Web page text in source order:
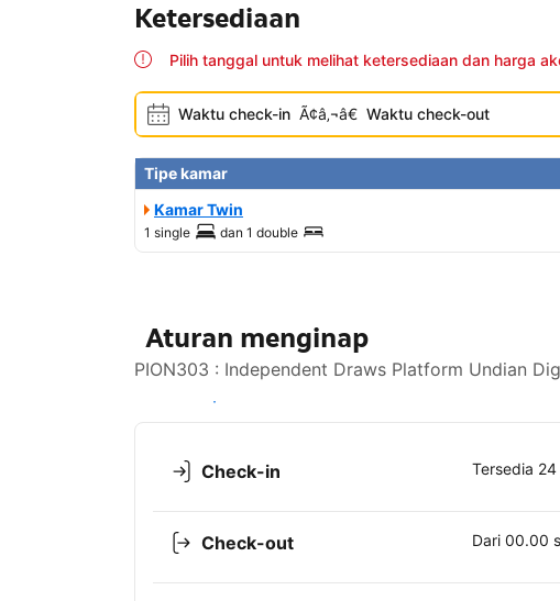
Ketersediaan
Pilih tanggal untuk melihat ketersediaan dan harga
Waktu check-in Ã¢â‚¬â€ Waktu check-out
Tipe kamar
Kamar Twin
1 single dan 1 double
Aturan menginap
PION303 : Independent Draws Platform Undian
Lihat ketersediaan
Check-in Tersedia 24
Check-out Dari 00.00